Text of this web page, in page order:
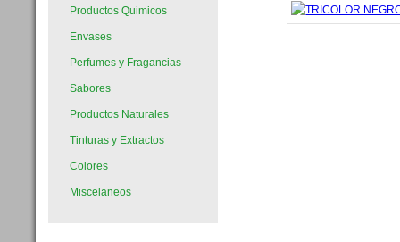
Productos Quimicos
Envases
Perfumes y Fragancias
Sabores
Productos Naturales
Tinturas y Extractos
Colores
Miscelaneos